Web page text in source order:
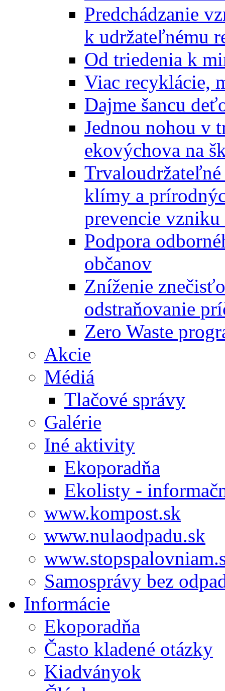
Predchádzanie
k udržateľnému
Od triedenia k
Viac recyklácie,
Dajme šancu
Jednou nohou v
ekovýchova na
klímy a
prevencie vzniku
Podpora
občanov
Zníženie
odstraňovanie
Zero Waste
Akcie
Médiá
Tlačové správy
Galérie
Iné aktivity
Ekoporadňa
Ekolisty -
www.kompost.sk
www.nulaodpadu.sk
Samosprávy bez
Informácie
Ekoporadňa
Často kladené otázky
Kiadványok